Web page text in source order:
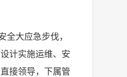
全大应急步伐，
计实施运维、安
接领导，下属管